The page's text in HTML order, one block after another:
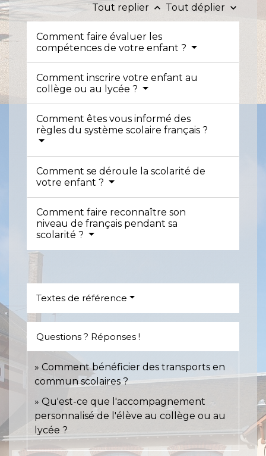
Tout replier keyboard_arrow_up Tout déplier keyboard_arrow_down
Comment faire évaluer les
compétences de votre enfant ?
Comment inscrire votre enfant au
collège ou au lycée ?
Comment êtes vous informé des
règles du système scolaire français ?
Comment se déroule la scolarité de
votre enfant ?
Comment faire reconnaître son
niveau de français pendant sa
scolarité ?
Textes de référence
Questions ? Réponses !
Comment bénéficier des transports en
commun scolaires ?
Qu'est-ce que l'accompagnement
personnalisé de l'élève au collège ou au
lycée ?